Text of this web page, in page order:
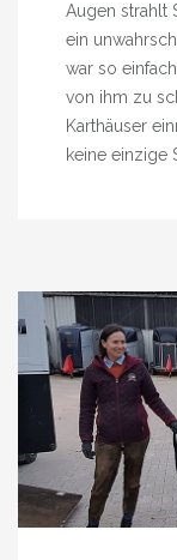
Augen strahlt
ein
war so
von ihm zu
Karthäuser
keine einzige